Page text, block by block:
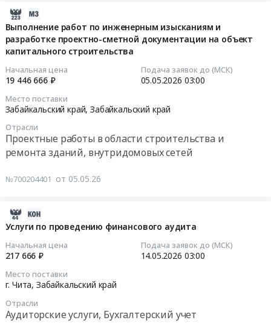
Выполнение работ по инженерным изысканиям и
разработке проектно-сметной документации на объект
капитального строительства
Начальная цена
19 446 666 ₽
Подача заявок до (МСК)
05.05.2026 03:00
Место поставки
Забайкальский край,Забайкальский край
Отрасли
Проектные работы в области строительства и
ремонта зданий, внутридомовых сетей
№700204401 от 05.05.26
Услуги по проведению финансового аудита
Начальная цена
217 666 ₽
Подача заявок до (МСК)
14.05.2026 03:00
Место поставки
г. Чита, Забайкальский край
Отрасли
Аудиторские услуги, Бухгалтерский учет